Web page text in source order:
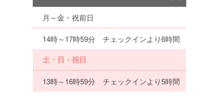
月～金・祝前日
14時～17時59分 チェックインより6時間
土・日・祝日
13時～16時59分 チェックインより5時間